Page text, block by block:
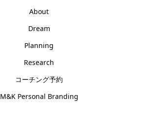
About
Dream
Planning
Research
コーチング予約
M&K Personal Branding